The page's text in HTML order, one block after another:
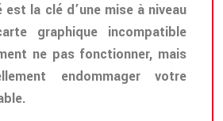
la clé d’une mise à niveau
graphique incompatible
ne pas fonctionner, mais
endommager votre